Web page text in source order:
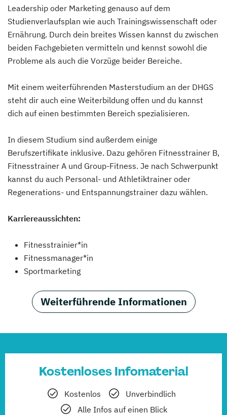
Leadership oder Marketing genauso auf dem
Studienverlaufsplan wie auch Trainingswissenschaft oder
Ernährung. Durch dein breites Wissen kannst du zwischen
beiden Fachgebieten vermitteln und kennst sowohl die
Probleme als auch die Vorzüge beider Bereiche.
Mit einem weiterführenden Masterstudium an der DHGS
steht dir auch eine Weiterbildung offen und du kannst
dich auf einen bestimmten Bereich spezialisieren.
In diesem Studium sind außerdem einige
Berufszertifikate inklusive. Dazu gehören Fitnesstrainer B,
Fitnesstrainer A und Group-Fitness. Je nach Schwerpunkt
kannst du auch Personal- und Athletiktrainer oder
Regenerations- und Entspannungstrainer dazu wählen.
Karriereaussichten:
Fitnesstrainier*in
Fitnessmanager*in
Sportmarketing
Weiterführende Informationen
Kostenloses Infomaterial
Kostenlos
Unverbindlich
Alle Infos auf einen Blick